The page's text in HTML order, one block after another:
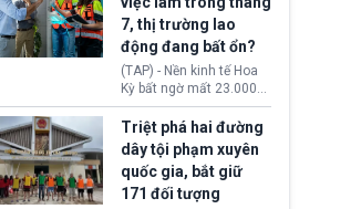
Ngoại giao (DOS).
đạo Nhà Trắng yêu cầu
Bộ Tư pháp (DOJ) xem
xét lại quyết định hủy
truy tố những cá nhân bị
nghi ngờ làm hư hại
công trình.
7, thị trường lao
động đang bất ổn?
(TAP) - Nền kinh tế Hoa
Kỳ bất ngờ mất 23.000
việc làm vào tháng 7,
cho thấy thị trường lao
động có dấu hiệu suy
yếu sau thời gian duy trì
tương đối ổn định suốt
nửa năm 2026.
Triệt phá hai đường
dây tội phạm xuyên
quốc gia, bắt giữ
171 đối tượng